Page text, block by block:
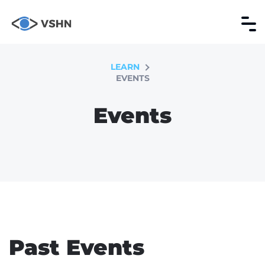
LEARN
EVENTS
Events
Past Events